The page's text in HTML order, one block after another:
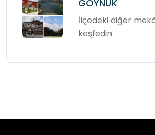
GÖYNÜK
İlçedeki diğer
keşfedin